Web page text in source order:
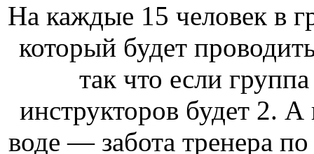
На каждые 15 человек в
который будет
так что если
инструкторов будет 2.
воде — забота тренера